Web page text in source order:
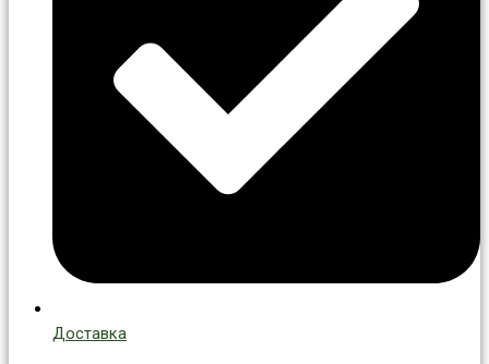
Доставка